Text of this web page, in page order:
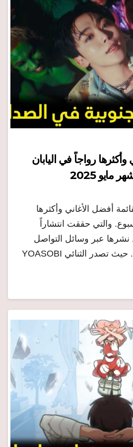
رواجاً في اليابان
مايو 2025
أفضل الأغاني وأكثرها
والتي حققت انتشاراً
نشرها عبر وسائل التواصل
الاجتماعي في اليابان. حيث تصدر الثنائي YOASOBI